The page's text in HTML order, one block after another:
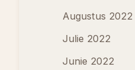
Augustus 2022
Julie 2022
Junie 2022